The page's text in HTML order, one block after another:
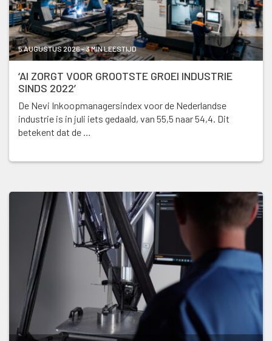
5 AUGUSTUS 2026 - 3 MIN LEESTIJD
‘AI ZORGT VOOR GROOTSTE GROEI INDUSTRIE
SINDS 2022’
De Nevi Inkoopmanagersindex voor de Nederlandse
industrie is in juli iets gedaald, van 55,5 naar 54,4. Dit
betekent dat de …